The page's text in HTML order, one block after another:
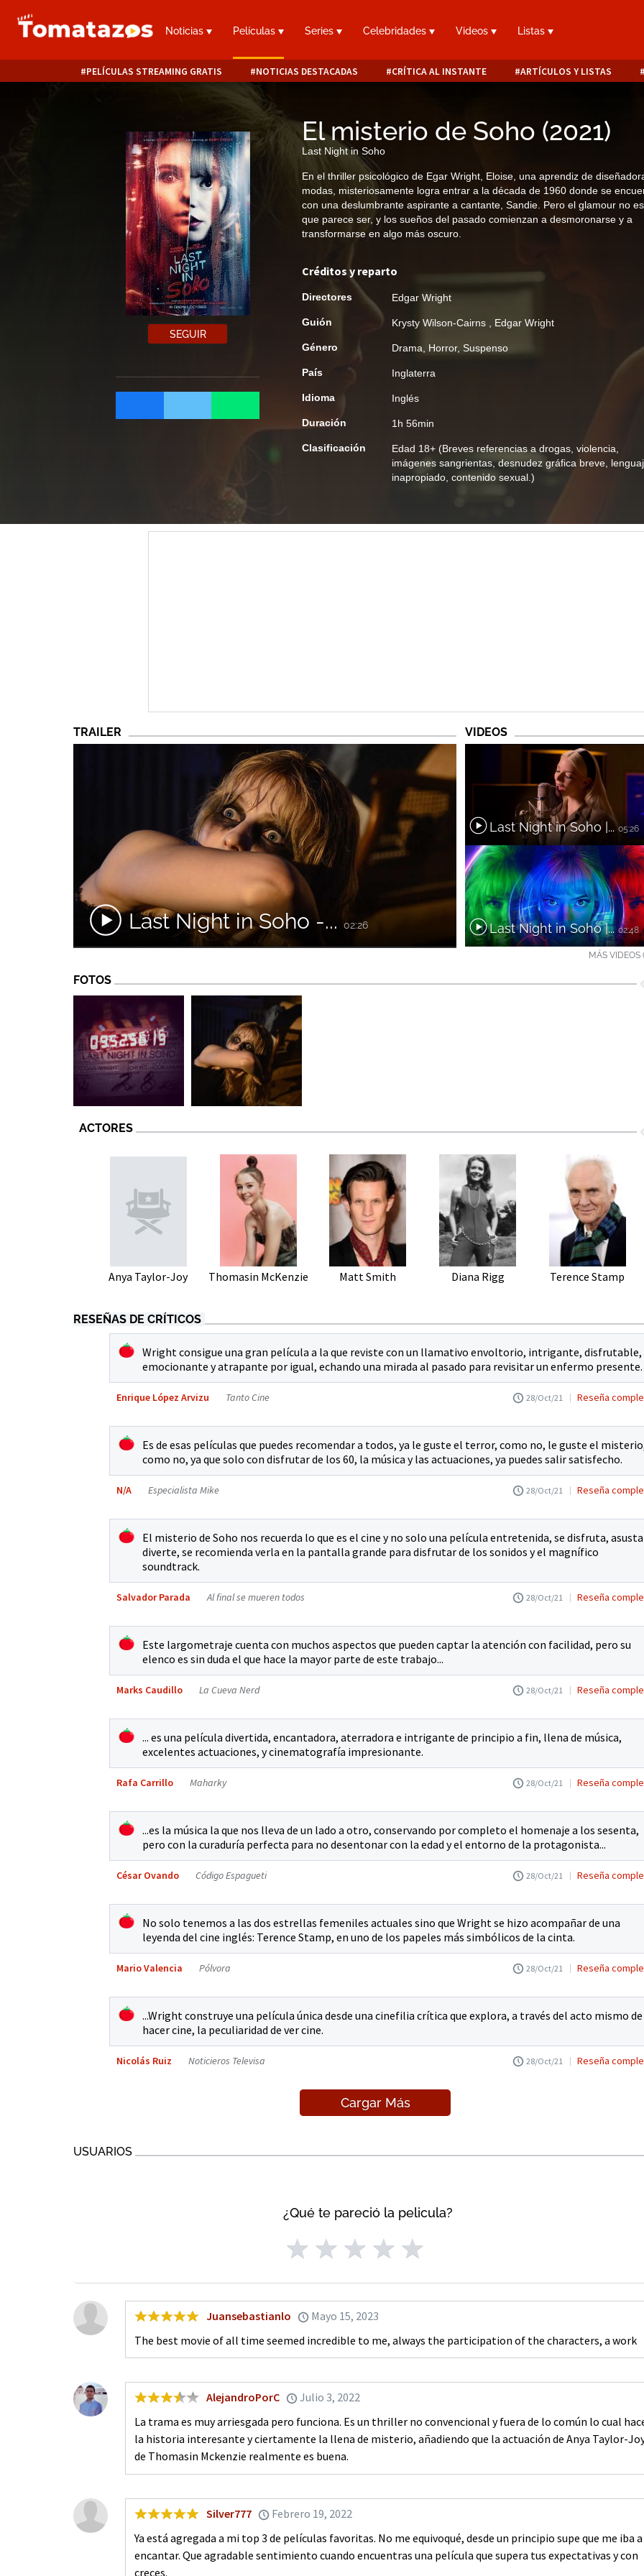
Noticias Películas Series Celebridades Videos Listas
PELÍCULAS STREAMING GRATIS NOTICIAS DESTACADAS CRÍTICA AL INSTANTE ARTÍCULOS Y LISTAS
SEGUIR
El misterio de Soho (2021)
Last Night in Soho
En el thriller psicológico de Egar Wright, Eloise, una aprendiz de
modas, misteriosamente logra entrar a la década de 1960 donde se
con una deslumbrante aspirante a cantante, Sandie. Pero el glamour no
que parece ser, y los sueños del pasado comienzan a desmoronarse y a
transformarse en algo más oscuro.
Créditos y reparto
Directores Edgar Wright
Guión Krysty Wilson-Cairns Edgar Wright
Género Drama Horror, Suspenso
País Inglaterra
Idioma Inglés
Duración 1h 56min
Clasificación Edad 18+ (Breves referencias a drogas, violencia,
imágenes sangrientas, desnudez gráfica breve,
inapropiado, contenido sexual.)
TRAILER
Last Night in Soho -...02:26
VIDEOS
Last Night in Soho |...05:26
Last Night in Soho |... 02:48
MÁS VIDEOS
FOTOS
ACTORES
Anya Taylor-Joy Thomasin McKenzie Matt Smith Diana Rigg Terence Stamp
RESEÑAS DE CRÍTICOS
Wright consigue una gran película a la que reviste con un llamativo envoltorio, intrigante, disfrutable,
emocionante y atrapante por igual, echando una mirada al pasado para revisitar un enfermo presente.
Enrique López Arvizu Tanto Cine 28/Oct/21 Reseña
Es de esas películas que puedes recomendar a todos, ya le guste el terror, como no, le guste el
como no, ya que solo con disfrutar de los 60, la música y las actuaciones, ya puedes salir satisfecho.
N/A Especialista Mike 28/Oct/21 Reseña
El misterio de Soho nos recuerda lo que es el cine y no solo una película entretenida, se disfruta,
diverte, se recomienda verla en la pantalla grande para disfrutar de los sonidos y el magnífico
soundtrack.
Salvador Parada Al final se mueren todos 28/Oct/21 Reseña
Este largometraje cuenta con muchos aspectos que pueden captar la atención con facilidad, pero su
elenco es sin duda el que hace la mayor parte de este trabajo...
Marks Caudillo La Cueva Nerd 28/Oct/21 Reseña
... es una película divertida, encantadora, aterradora e intrigante de principio a fin, llena de música,
excelentes actuaciones, y cinematografía impresionante.
Rafa Carrillo Maharky 28/Oct/21 Reseña
...es la música la que nos lleva de un lado a otro, conservando por completo el homenaje a los sesenta,
pero con la curaduría perfecta para no desentonar con la edad y el entorno de la protagonista...
César Ovando Código Espagueti 28/Oct/21 Reseña
No solo tenemos a las dos estrellas femeniles actuales sino que Wright se hizo acompañar de una
leyenda del cine inglés: Terence Stamp, en uno de los papeles más simbólicos de la cinta.
Mario Valencia Pólvora 28/Oct/21 Reseña
...Wright construye una película única desde una cinefilia crítica que explora, a través del acto mismo de
hacer cine, la peculiaridad de ver cine.
Nicolás Ruiz Noticieros Televisa 28/Oct/21 Reseña
Cargar Más
USUARIOS
¿Qué te pareció la pelicula?
Juansebastianlo
Mayo 15, 2023
The best movie of all time seemed incredible to me, always the participation of the characters, a work
AlejandroPorC
Julio 3, 2022
La trama es muy arriesgada pero funciona. Es un thriller no convencional y fuera de lo común lo cual
la historia interesante y ciertamente la llena de misterio, añadiendo que la actuación de Anya Taylor-
de Thomasin Mckenzie realmente es buena.
Silver777
Febrero 19, 2022
Ya está agregada a mi top 3 de películas favoritas. No me equivoqué, desde un principio supe que me iba a
encantar. Que agradable sentimiento cuando encuentras una película que supera tus expectativas y con
creces.